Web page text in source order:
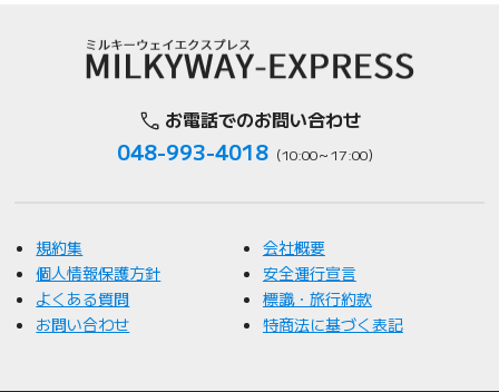
お電話でのお問い合わせ
048-993-4018 （10:00～17:00）
規約集
個人情報保護方針
よくある質問
お問い合わせ
会社概要
安全運行宣言
標識・旅行約款
特商法に基づく表記